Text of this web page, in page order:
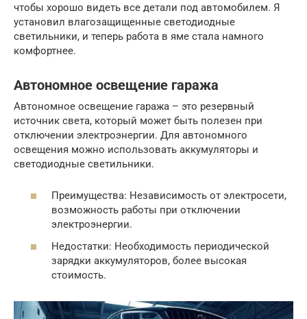
чтобы хорошо видеть все детали под автомобилем. Я
установил влагозащищенные светодиодные
светильники, и теперь работа в яме стала намного
комфортнее.
Автономное освещение гаража
Автономное освещение гаража – это резервный
источник света, который может быть полезен при
отключении электроэнергии. Для автономного
освещения можно использовать аккумуляторы и
светодиодные светильники.
Преимущества: Независимость от электросети,
возможность работы при отключении
электроэнергии.
Недостатки: Необходимость периодической
зарядки аккумуляторов, более высокая
стоимость.